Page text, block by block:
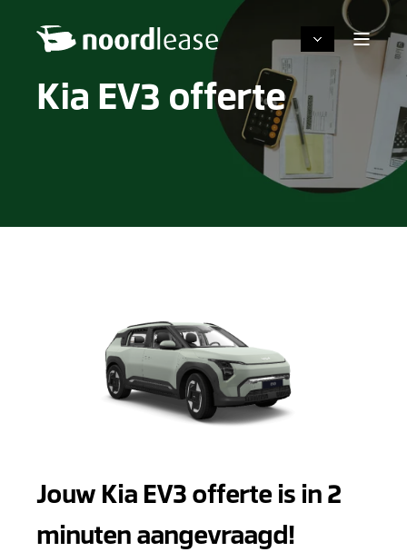
Kia EV3 offerte
Jouw Kia EV3 offerte is in 2
minuten aangevraagd!